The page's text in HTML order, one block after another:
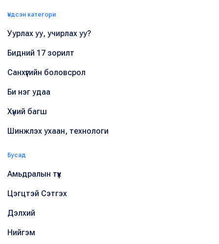
Үндсэн категори
Уурлах уу, учирлах уу?
Бидний 17 зорилт
Санхүүгийн боловсрол
Би нэг удаа
Хүний багш
Шинжлэх ухаан, технологи
Бусад
Амьдралын түүх
Цэгцтэй Сэтгэх
Дэлхий
Нийгэм